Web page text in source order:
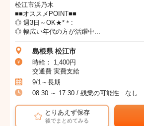
松江市浜乃木
■■オススメPOINT■■
◎ 週3日～OK★*＊:
◎ 幅広い年代の方が活躍中...
島根県 松江市
時給： 1,400円
交通費 実費支給
9/1～長期
08:30 ～ 17:30 / 残業の可能性 : なし
とりあえず保存
後でまとめてみる